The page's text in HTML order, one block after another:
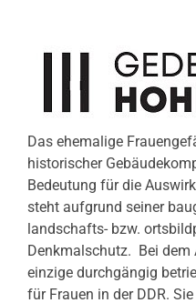
Das ehemalige
historischer
Bedeutung für die
steht aufgrund seiner
landschafts- bzw.
Denkmalschutz. Bei dem
einzige durchgängig
für Frauen in der DDR.